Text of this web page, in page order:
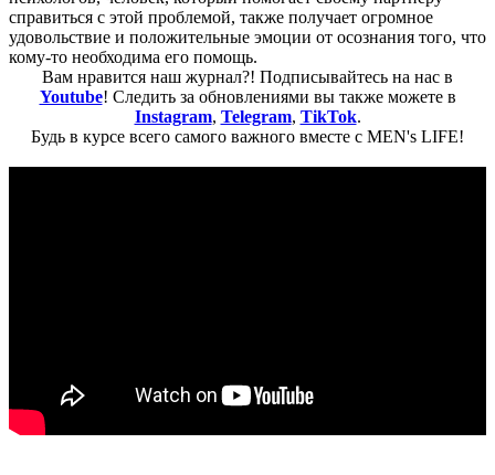
справиться с этой проблемой, также получает огромное
удовольствие и положительные эмоции от осознания того, что
кому-то необходима его помощь.
Вам нравится наш журнал?! Подписывайтесь на нас в
Youtube! Следить за обновлениями вы также можете в
Instagram, Telegram, TikTok.
Будь в курсе всего самого важного вместе с MEN's LIFE!